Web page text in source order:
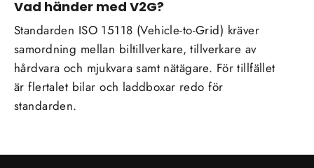
Vad händer med V2G?
Standarden ISO 15118 (Vehicle-to-Grid) kräver
samordning mellan biltillverkare, tillverkare av
hårdvara och mjukvara samt nätägare. För tillfället
är flertalet bilar och laddboxar redo för
standarden.